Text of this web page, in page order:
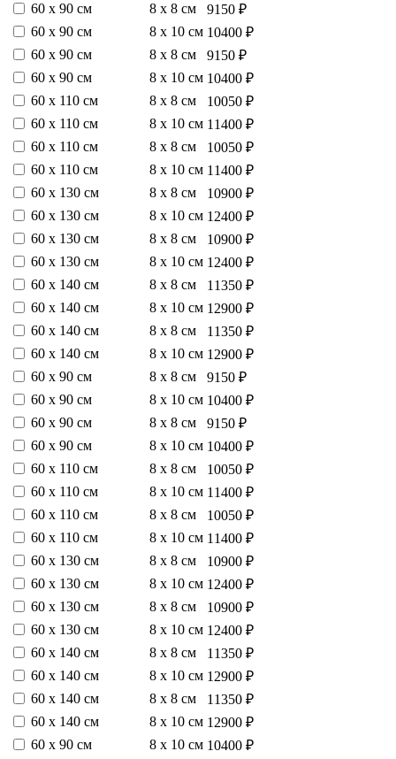
60 х 90 см
8 х 8 см
9150 ₽
60 х 90 см
8 х 10 см 10400 ₽
60 х 90 см
8 х 8 см
9150 ₽
60 х 90 см
8 х 10 см 10400 ₽
60 х 110 см
8 х 8 см
10050 ₽
60 х 110 см
8 х 10 см 11400 ₽
60 х 110 см
8 х 8 см
10050 ₽
60 х 110 см
8 х 10 см 11400 ₽
60 х 130 см
8 х 8 см
10900 ₽
60 х 130 см
8 х 10 см 12400 ₽
60 х 130 см
8 х 8 см
10900 ₽
60 х 130 см
8 х 10 см 12400 ₽
60 х 140 см
8 х 8 см
11350 ₽
60 х 140 см
8 х 10 см 12900 ₽
60 х 140 см
8 х 8 см
11350 ₽
60 х 140 см
8 х 10 см 12900 ₽
60 х 90 см
8 х 8 см
9150 ₽
60 х 90 см
8 х 10 см 10400 ₽
60 х 90 см
8 х 8 см
9150 ₽
60 х 90 см
8 х 10 см 10400 ₽
60 х 110 см
8 х 8 см
10050 ₽
60 х 110 см
8 х 10 см 11400 ₽
60 х 110 см
8 х 8 см
10050 ₽
60 х 110 см
8 х 10 см 11400 ₽
60 х 130 см
8 х 8 см
10900 ₽
60 х 130 см
8 х 10 см 12400 ₽
60 х 130 см
8 х 8 см
10900 ₽
60 х 130 см
8 х 10 см 12400 ₽
60 х 140 см
8 х 8 см
11350 ₽
60 х 140 см
8 х 10 см 12900 ₽
60 х 140 см
8 х 8 см
11350 ₽
60 х 140 см
8 х 10 см 12900 ₽
60 х 90 см
8 х 10 см 10400 ₽